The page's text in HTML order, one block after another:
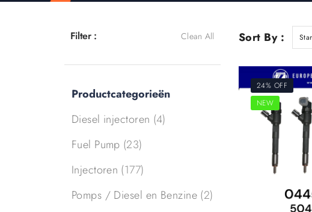
Filter : Clean All
Productcategorieën
Diesel injectoren (4)
Fuel Pump (23)
Injectoren (177)
Pomps / Diesel en Benzine (2)
Sort By :
24% OFF
NEW